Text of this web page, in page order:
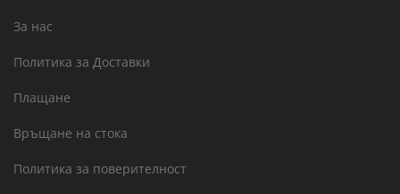
За нас
Политика за Доставки
Плащане
Връщане на стока
Политика за поверителност